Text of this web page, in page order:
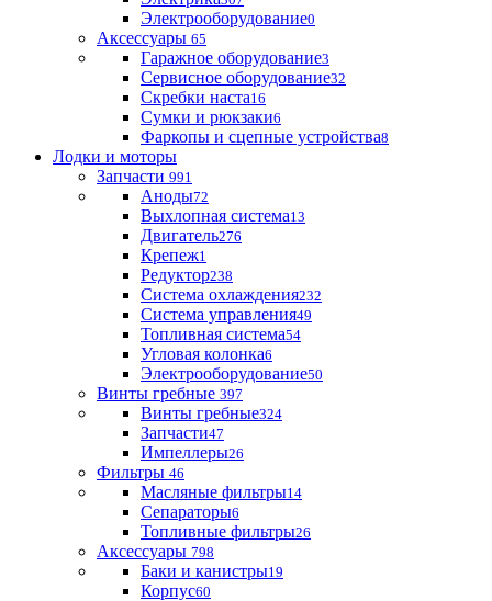
Электрооборудование0
Аксессуары 65
Гаражное оборудование3
Сервисное оборудование32
Скребки наста16
Сумки и рюкзаки6
Фаркопы и сцепные устройства8
Лодки и моторы
Запчасти 991
Аноды72
Выхлопная система13
Двигатель276
Крепеж1
Редуктор238
Система охлаждения232
Система управления49
Топливная система54
Угловая колонка6
Электрооборудование50
Винты гребные 397
Винты гребные324
Запчасти47
Импеллеры26
Фильтры 46
Масляные фильтры14
Сепараторы6
Топливные фильтры26
Аксессуары 798
Баки и канистры19
Корпус60